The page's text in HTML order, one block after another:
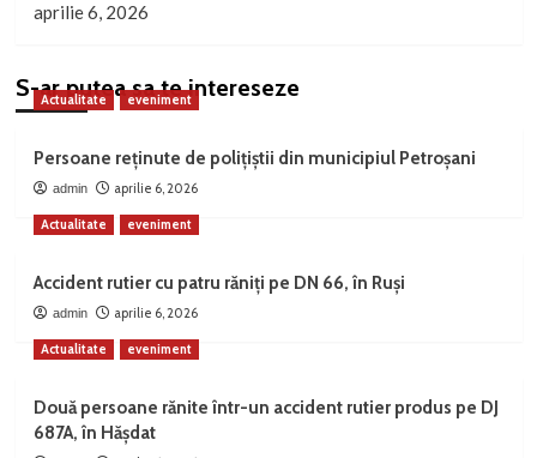
aprilie 6, 2026
S-ar putea sa te intereseze
Actualitate eveniment
Persoane reținute de polițiștii din municipiul Petroșani
admin aprilie 6, 2026
Actualitate eveniment
Accident rutier cu patru răniți pe DN 66, în Ruși
admin aprilie 6, 2026
Actualitate eveniment
Două persoane rănite într-un accident rutier produs pe DJ
687A, în Hășdat